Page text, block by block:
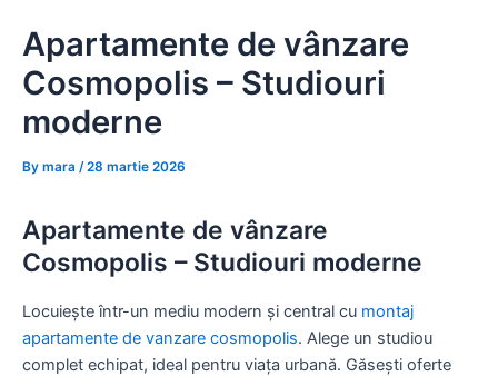
content
Apartamente de vânzare
Cosmopolis – Studiouri
moderne
By mara /28 martie 2026
Apartamente de vânzare
Cosmopolis – Studiouri moderne
Locuiește într-un mediu modern și central cu montaj
apartamente de vanzare cosmopolis. Alege un studiou
complet echipat, ideal pentru viața urbană. Găsești oferte